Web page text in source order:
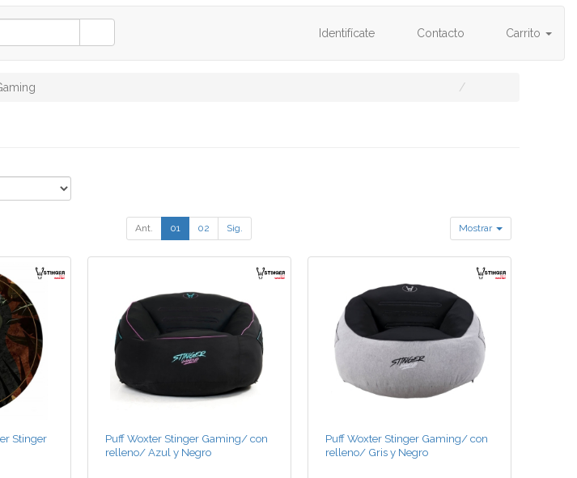
Identifícate Contacto Carrito
Ant. 01 02 Sig. Mostrar
Stinger
Puff Woxter Stinger Gaming/ con
relleno/ Azul y Negro
Puff Woxter Stinger Gaming/ con
relleno/ Gris y Negro